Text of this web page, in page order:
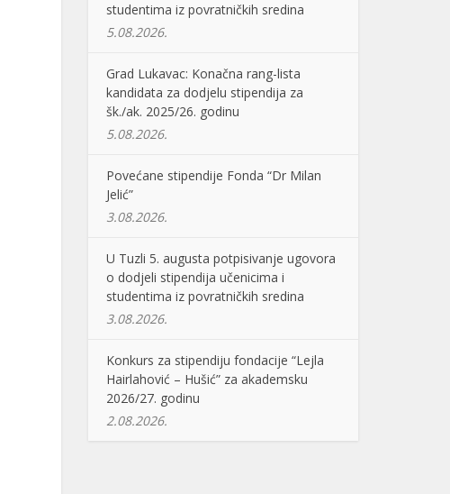
studentima iz povratničkih sredina
5.08.2026.
Grad Lukavac: Konačna rang-lista
kandidata za dodjelu stipendija za
šk./ak. 2025/26. godinu
5.08.2026.
Povećane stipendije Fonda “Dr Milan
Jelić”
3.08.2026.
U Tuzli 5. augusta potpisivanje ugovora
o dodjeli stipendija učenicima i
studentima iz povratničkih sredina
3.08.2026.
Konkurs za stipendiju fondacije “Lejla
Hairlahović – Hušić” za akademsku
2026/27. godinu
2.08.2026.